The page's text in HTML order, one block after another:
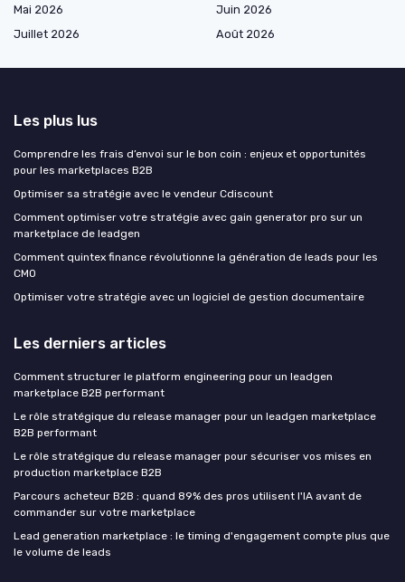
Mai 2026
Juin 2026
Juillet 2026
Août 2026
Les plus lus
Comprendre les frais d’envoi sur le bon coin : enjeux et opportunités
pour les marketplaces B2B
Optimiser sa stratégie avec le vendeur Cdiscount
Comment optimiser votre stratégie avec gain generator pro sur un
marketplace de leadgen
Comment quintex finance révolutionne la génération de leads pour les
CMO
Optimiser votre stratégie avec un logiciel de gestion documentaire
Les derniers articles
Comment structurer le platform engineering pour un leadgen
marketplace B2B performant
Le rôle stratégique du release manager pour un leadgen marketplace
B2B performant
Le rôle stratégique du release manager pour sécuriser vos mises en
production marketplace B2B
Parcours acheteur B2B : quand 89% des pros utilisent l'IA avant de
commander sur votre marketplace
Lead generation marketplace : le timing d'engagement compte plus que
le volume de leads